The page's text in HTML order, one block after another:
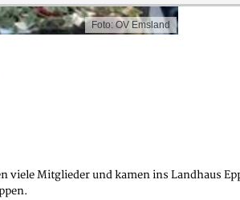
Foto: OV Emsland
Mitglieder und kamen ins Landhaus